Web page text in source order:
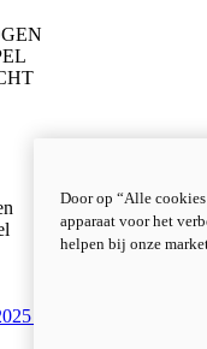
World Champion
Door op “Alle
apparaat voor het
helpen bij onze